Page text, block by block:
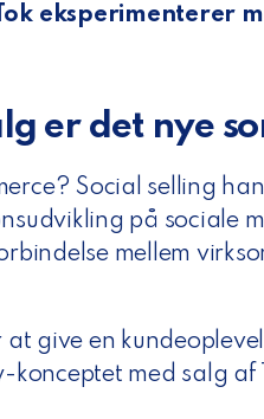
eksperimenterer
er det nye
Social selling
på sociale
mellem
at give en
konceptet med salg af